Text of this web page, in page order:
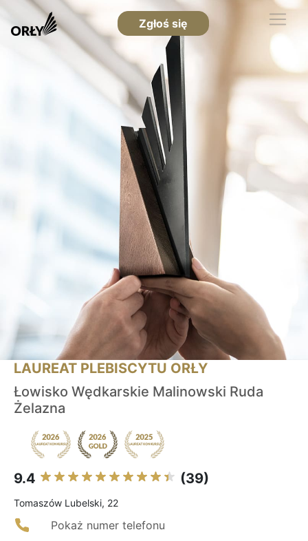
Zgłoś się
LAUREAT PLEBISCYTU ORŁY
Łowisko Wędkarskie Malinowski Ruda
Żelazna
9.4 (39)
Tomaszów Lubelski, 22
Pokaż numer telefonu